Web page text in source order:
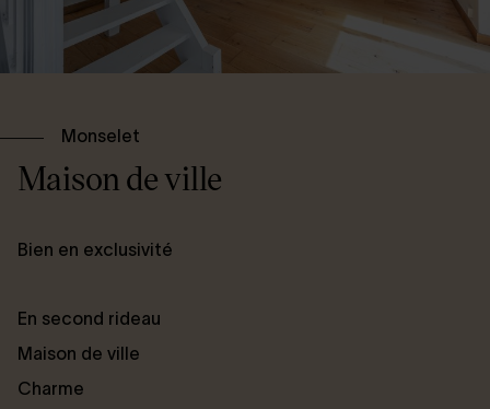
Monselet
Maison de ville
Bien en exclusivité
En second rideau
Maison de ville
Charme